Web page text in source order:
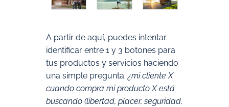
A partir de aquí, puedes intentar
identificar entre 1 y 3 botones para
tus productos y servicios haciendo
una simple pregunta:¿mi cliente X
cuando compra mi producto X está
buscando (libertad, placer, seguridad,